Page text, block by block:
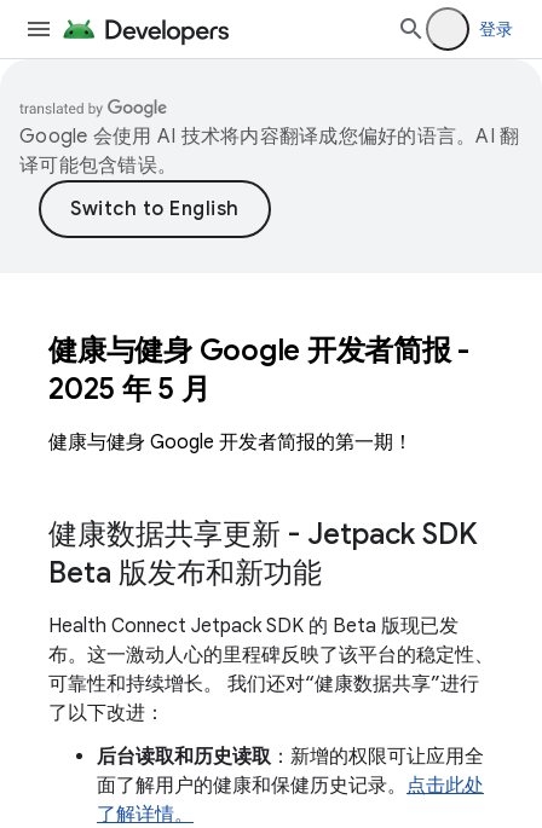
登录
Google 会使用 AI 技术将内容翻译成您偏好的语言。AI 翻
译可能包含错误。
健康与健身 Google 开发者简报 -
2025 年 5 月
健康与健身 Google 开发者简报的第一期！
健康数据共享更新 - Jetpack SDK
Beta 版发布和新功能
Health Connect Jetpack SDK 的 Beta 版现已发
布。这一激动人心的里程碑反映了该平台的稳定性、
可靠性和持续增长。 我们还对“健康数据共享”进行
了以下改进：
后台读取和历史读取：新增的权限可让应用全
面了解用户的健康和保健历史记录。 点击此处
了解详情。